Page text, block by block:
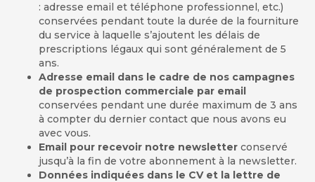
: adresse email et téléphone professionnel, etc.)
conservées pendant toute la durée de la fourniture
du service à laquelle s’ajoutent les délais de
prescriptions légaux qui sont généralement de 5
ans.
Adresse email dans le cadre de nos campagnes
de prospection commerciale par email
conservées pendant une durée maximum de 3 ans
à compter du dernier contact que nous avons eu
avec vous.
Email pour recevoir notre newsletter conservé
jusqu’à la fin de votre abonnement à la newsletter.
Données indiquées dans le CV et la lettre de